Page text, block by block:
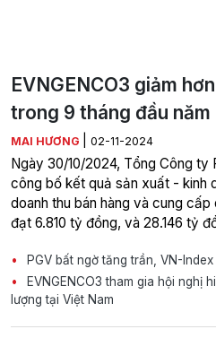
EVNGENCO3 giảm
trong 9 tháng đầu năm
MAI HƯƠNG 02-11-2024
Ngày 30/10/2024, Tổng Công ty
công bố kết quả sản xuất - kinh
doanh thu bán hàng và cung
đạt 6.810 tỷ đồng, và 28.146 tỷ
PGV bất ngờ tăng trần, VN-
EVNGENCO3 tham gia hội nghị
lượng tại Việt Nam